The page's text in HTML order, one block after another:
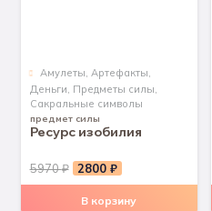
Aмулеты, Артефакты,
Деньги, Предметы силы,
Сакральные символы
предмет силы
Ресурс изобилия
5970₽ Первоначальная
цена
составляла
2800 ₽ Текущая
цена:
2800 ₽.
В корзину